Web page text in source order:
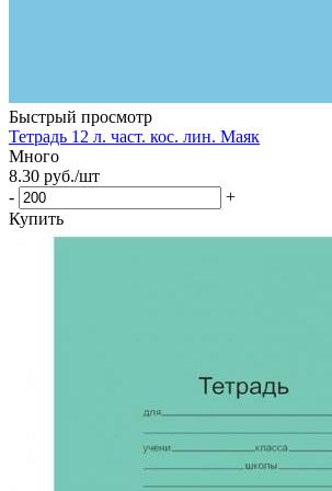
Быстрый просмотр
Тетрадь 12 л. част. кос. лин. Маяк
Много
8.30 руб./шт
-
+
Купить